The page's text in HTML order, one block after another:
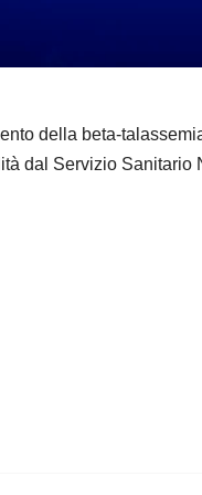
e
o
della beta-
dal Servizio